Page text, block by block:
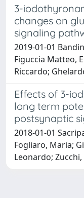
3-
changes on
signaling
2019-01-01
Figuccia Matteo,
Riccardo;
Effects of 3-
long term
postsynaptic
2018-01-01
Fogliaro, Maria;
Leonardo;